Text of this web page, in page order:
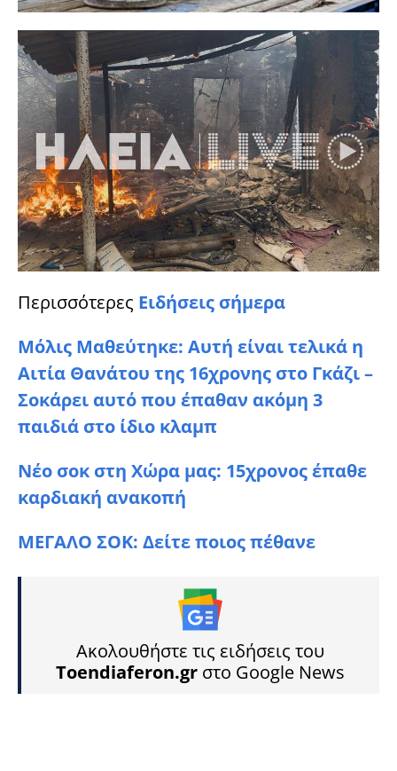
Περισσότερες Ειδήσεις σήμερα
Μόλις Μαθεύτηκε: Αυτή είναι τελικά η
Αιτία Θανάτου της 16χρονης στο Γκάζι –
Σοκάρει αυτό που έπαθαν ακόμη 3
παιδιά στο ίδιο κλαμπ
Νέο σοκ στη Χώρα μας: 15χρονος έπαθε
καρδιακή ανακοπή
ΜΕΓΑΛΟ ΣΟK: Δείτε ποιος πέθανε
Ακολουθήστε τις ειδήσεις του
Toendiaferon.gr στο Google News